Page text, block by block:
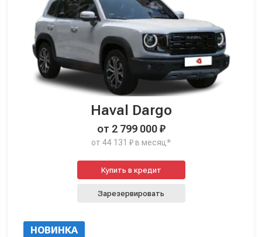
Haval Dargo
от 2 799 000 ₽
от 44 131 ₽ в месяц*
Купить в кредит
Зарезервировать
НОВИНКА